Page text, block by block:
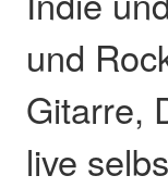
und
Gitarre,
live